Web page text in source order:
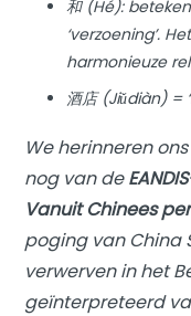
和 (Hé):
‘verzoening’.
harmonieuze
酒店 (Jiǔdiàn) =
We herinneren
nog van de
Vanuit Chinees
poging van China
verwerven in het
geïnterpreteerd